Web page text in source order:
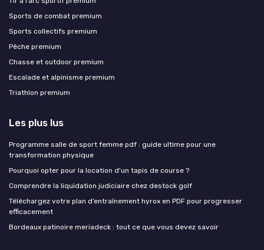
Sports de combat premium
Sports collectifs premium
Pêche premium
Chasse et outdoor premium
Escalade et alpinisme premium
Triathlon premium
Les plus lus
Programme salle de sport femme pdf : guide ultime pour une
transformation physique
Pourquoi opter pour la location d'un tapis de course ?
Comprendre la liquidation judiciaire chez destock golf
Téléchargez votre plan d’entraînement hyrox en PDF pour progresser
efficacement
Bordeaux patinoire meriadeck : tout ce que vous devez savoir